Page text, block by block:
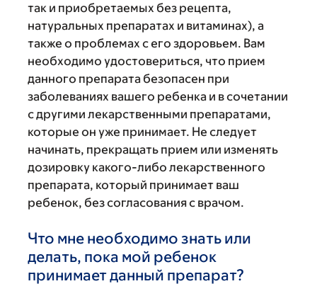
так и приобретаемых без рецепта,
натуральных препаратах и витаминах), а
также о проблемах с его здоровьем. Вам
необходимо удостовериться, что прием
данного препарата безопасен при
заболеваниях вашего ребенка и в сочетании
с другими лекарственными препаратами,
которые он уже принимает. Не следует
начинать, прекращать прием или изменять
дозировку какого-либо лекарственного
препарата, который принимает ваш
ребенок, без согласования с врачом.
Что мне необходимо знать или
делать, пока мой ребенок
принимает данный препарат?